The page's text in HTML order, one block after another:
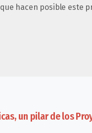
hacen posible este
un pilar de los